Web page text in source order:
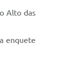
Alto das
enquete